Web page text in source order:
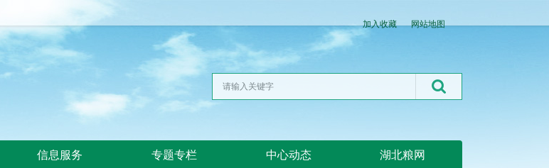
加入收藏 网站地图
信息服务 专题专栏 中心动态 湖北粮网